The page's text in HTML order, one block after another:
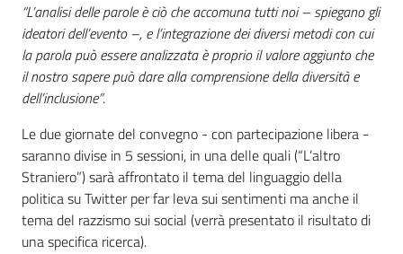
“L’analisi delle parole è ciò che accomuna tutti noi – spiegano gli
ideatori dell’evento –, e l’integrazione dei diversi metodi con cui
la parola può essere analizzata è proprio il valore aggiunto che
il nostro sapere può dare alla comprensione della diversità e
dell’inclusione”.
Le due giornate del convegno - con partecipazione libera -
saranno divise in 5 sessioni, in una delle quali (“L’altro
Straniero”) sarà affrontato il tema del linguaggio della
politica su Twitter per far leva sui sentimenti ma anche il
tema del razzismo sui social (verrà presentato il risultato di
una specifica ricerca).